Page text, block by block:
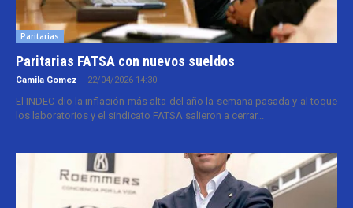
Paritarias
Paritarias FATSA con nuevos sueldos
Camila Gomez - 22/04/2026 14:30
El INDEC dio la inflación más alta del año la semana pasada y al toque
los laboratorios y el sindicato FATSA salieron a cerrar...